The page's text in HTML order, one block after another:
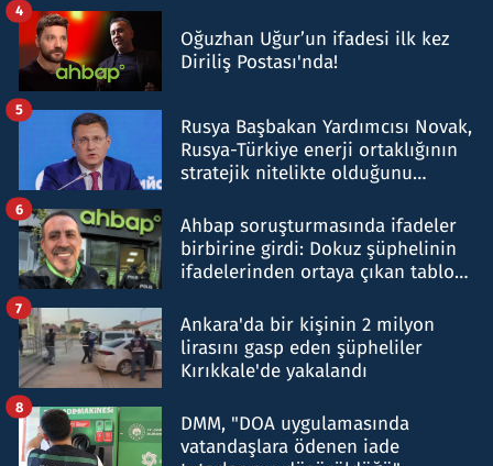
Oğuzhan Uğur’un ifadesi ilk kez
Diriliş Postası'nda!
4
Rusya Başbakan Yardımcısı Novak,
Rusya-Türkiye enerji ortaklığının
stratejik nitelikte olduğunu
5
Ahbap soruşturmasında ifadeler
birbirine girdi: Dokuz şüphelinin
ifadelerinden ortaya çıkan tablo
6
Ankara'da bir kişinin 2 milyon
lirasını gasp eden şüpheliler
Kırıkkale'de yakalandı
7
DMM, "DOA uygulamasında
vatandaşlara ödenen iade
8